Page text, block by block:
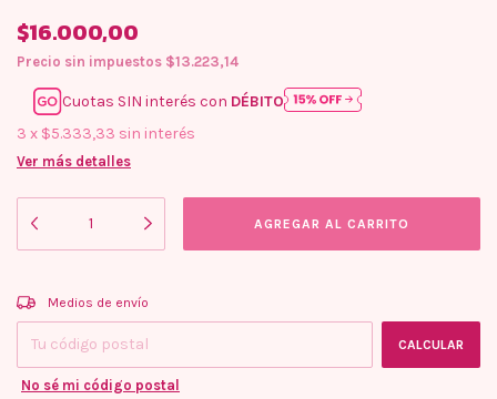
$16.000,00
Precio sin impuestos $13.223,14
Cuotas SIN interés con DÉBITO
3 x $5.333,33 sin interés
Ver más detalles
Entregas para el CP:
Medios de envío
CALCULAR
No sé mi código postal